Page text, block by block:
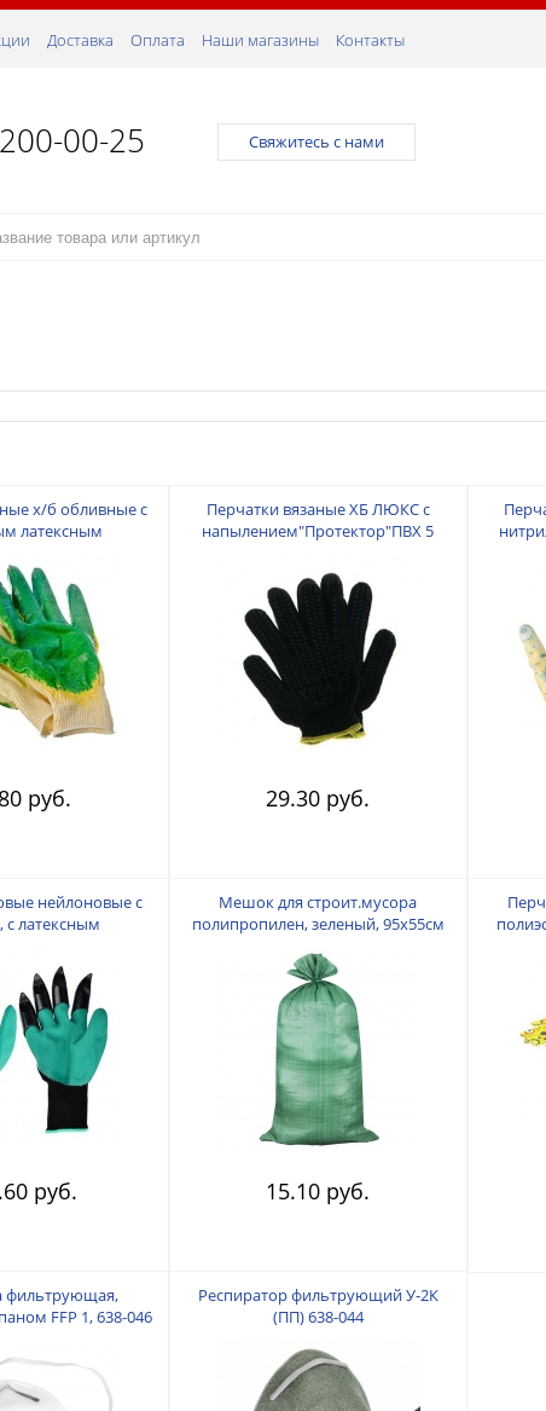
Доставка Оплата Наши магазины Контакты
00-25 Свяжитесь с нами
х/б обливные с
латексным
руб.
Перчатки вязаные ХБ ЛЮКС с
напылением"Протектор"ПВХ 5
29.30 руб.
нейлоновые с
с латексным
067
руб.
Мешок для строит.мусора
полипропилен, зеленый, 95х55см
15.10 руб.
фильтрующая,
FFP 1, 638-046
Респиратор фильтрующий У-2К
(ПП) 638-044